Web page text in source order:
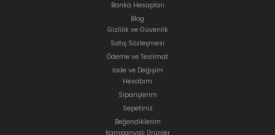
Banka Hesapları
Blog
Gizlilik ve Güvenlik
Satış Sözleşmesi
Ödeme ve Teslimat
İade ve Değişim
Hesabım
Siparişlerim
Sepetiniz
Beğendiklerim
Kampanyalı Ürünler